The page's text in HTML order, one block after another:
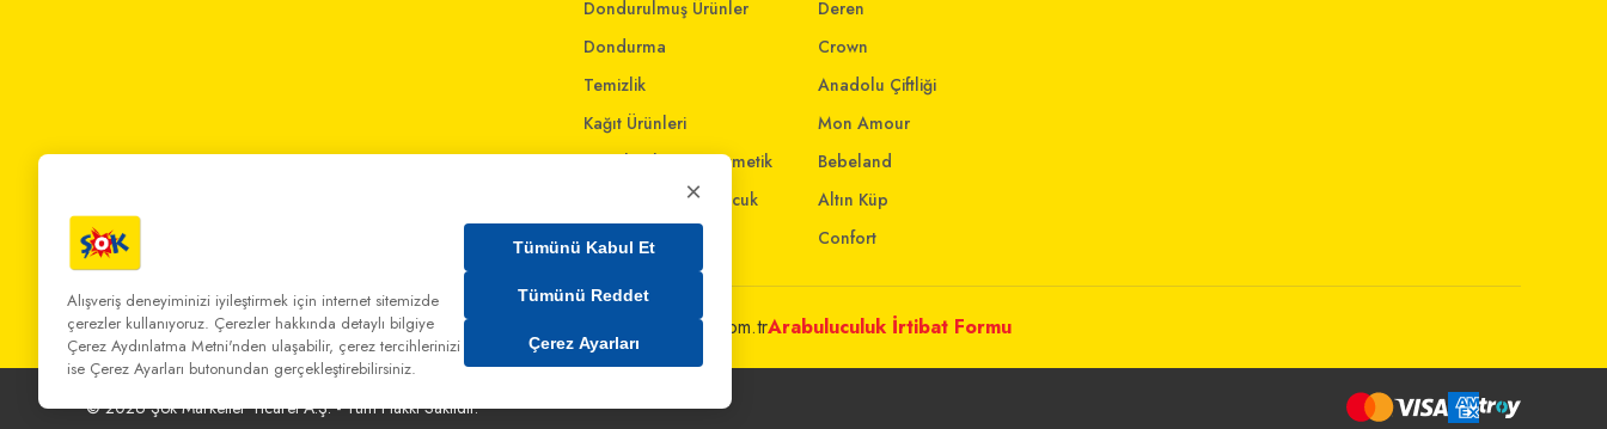
Dondurulmuş Ürünler
Dondurma
Temizlik
Kağıt Ürünleri
Kişisel Bakım & Kozmetik
Anne - Bebek & Çocuk
Oyuncak
Deren
Crown
Anadolu Çiftliği
Mon Amour
Bebeland
Altın Küp
Confort
Bizi Arayın:0 850 808 00 00Bize Yazın: musterihizmetleri@mim.sokmarket.com.trArabuluculuk İrtibat Formu
©2026Şok Marketler Ticaret A.Ş. - Tüm Hakkı Saklıdır.
×
Alışveriş deneyiminizi iyileştirmek için internet sitemizde
çerezler kullanıyoruz. Çerezler hakkında detaylı bilgiye
Çerez Aydınlatma Metni'nden ulaşabilir, çerez tercihlerinizi
ise Çerez Ayarları butonundan gerçekleştirebilirsiniz.
Tümünü Kabul Et
Tümünü Reddet
Çerez Ayarları